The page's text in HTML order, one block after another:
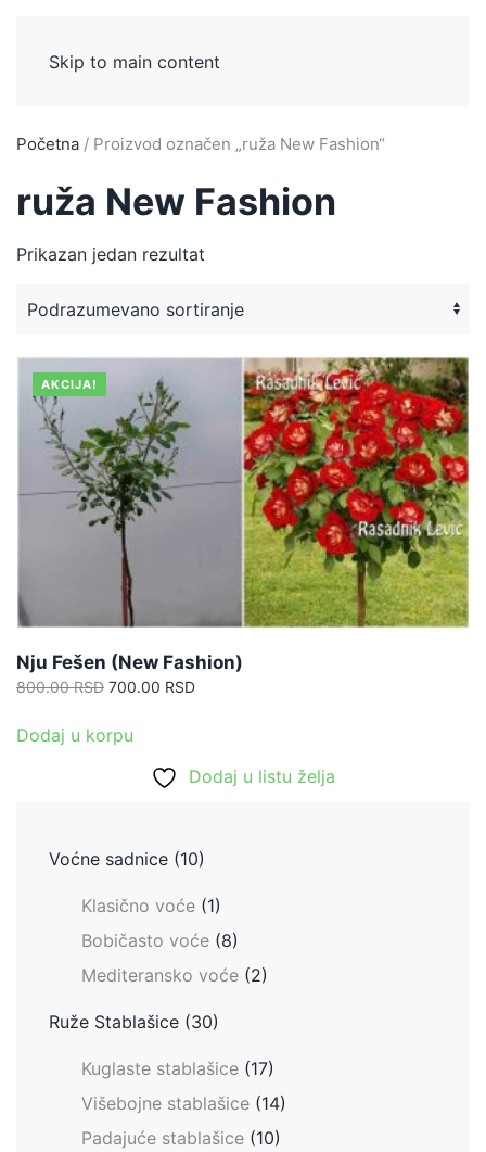
Skip to main content
Početna / Proizvod označen „ruža New Fashion“
ruža New Fashion
Prikazan jedan rezultat
AKCIJA!
Nju Fešen (New Fashion)
800.00RSD Originalna
je
800.00 RSD.
700.00 RSDTrenutna
Dodaj u korpu
Dodaj u listu želja
Voćne sadnice (10)
Klasično voće (1)
Bobičasto voće (8)
Mediteransko voće (2)
Ruže Stablašice (30)
Kuglaste stablašice (17)
Višebojne stablašice (14)
Padajuće stablašice (10)